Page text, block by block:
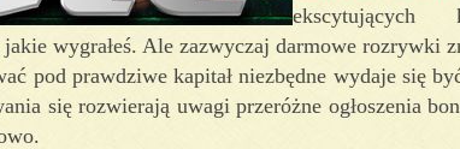
ekscytujących
wygrałeś. Ale zazwyczaj darmowe rozrywki
pod prawdziwe kapitał niezbędne wydaje się
się rozwierają uwagi przeróżne ogłoszenia